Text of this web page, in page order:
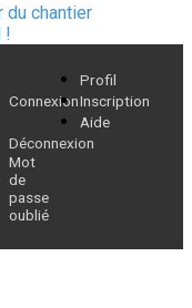
du chantier
!
Connexion
Déconnexion
Mot
de
passe
oublié
Profil
Inscription
Aide